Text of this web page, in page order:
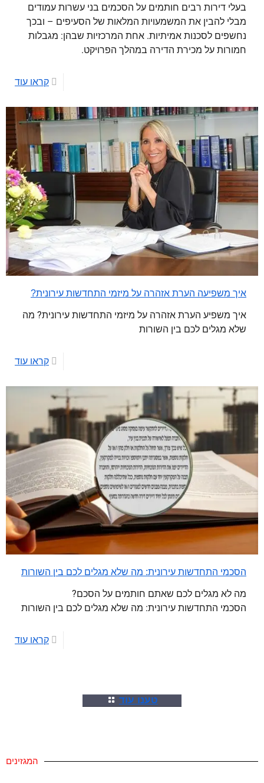
בעלי דירות רבים חותמים על הסכמים בני עשרות עמודים
מבלי להבין את המשמעויות המלאות של הסעיפים – ובכך
נחשפים לסכנות אמיתיות. אחת המרכזיות שבהן: מגבלות
חמורות על מכירת הדירה במהלך הפרויקט.
קראו עוד
איך משפיעה הערת אזהרה על מיזמי התחדשות עירונית?
איך משפיע הערת אזהרה על מיזמי התחדשות עירונית? מה
שלא מגלים לכם בין השורות
קראו עוד
הסכמי התחדשות עירונית: מה שלא מגלים לכם בין השורות
מה לא מגלים לכם שאתם חותמים על הסכם?
הסכמי התחדשות עירונית: מה שלא מגלים לכם בין השורות
קראו עוד
טענו עוד
המגזינים